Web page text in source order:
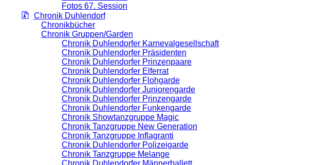
Fotos 67. Session
Chronik Duhlendorf
Chronikbücher
Chronik Gruppen/Garden
Chronik Duhlendorfer Karnevalgesellschaft
Chronik Duhlendorfer Präsidenten
Chronik Duhlendorfer Prinzenpaare
Chronik Duhlendorfer Elferrat
Chronik Duhlendorfer Flohgarde
Chronik Duhlendorfer Juniorengarde
Chronik Duhlendorfer Prinzengarde
Chronik Duhlendorfer Funkengarde
Chronik Showtanzgruppe Magic
Chronik Tanzgruppe New Generation
Chronik Tanzgruppe Inflagranti
Chronik Duhlendorfer Polizeigarde
Chronik Tanzgruppe Melange
Chronik Duhlendorfer Männerballett